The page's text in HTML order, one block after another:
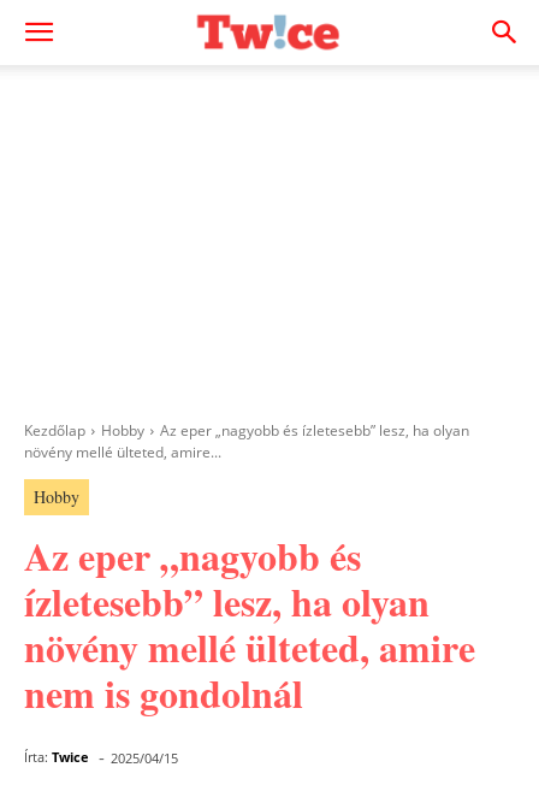
Kezdőlap Hobby
Az eper „nagyobb és ízletesebb” lesz, ha olyan
növény mellé ülteted, amire...
Hobby
Az eper „nagyobb és
ízletesebb” lesz, ha olyan
növény mellé ülteted, amire
nem is gondolnál
Írta: Twice - 2025/04/15